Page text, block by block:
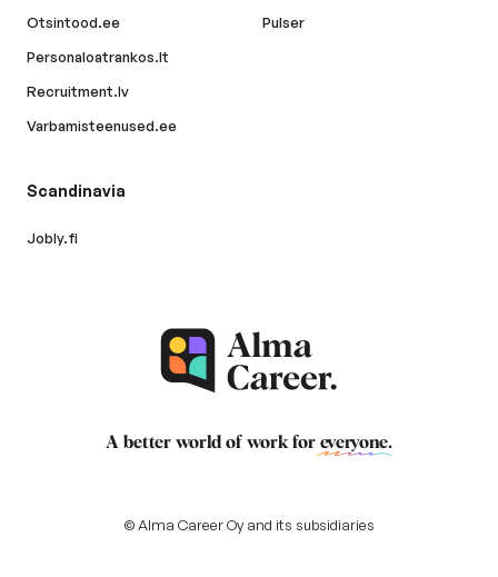
Otsintood.ee
Personaloatrankos.lt
Recruitment.lv
Varbamisteenused.ee
Pulser
Scandinavia
Jobly.fi
A better world of work for everyone.
© Alma Career Oy and its subsidiaries